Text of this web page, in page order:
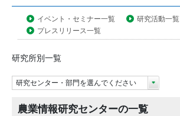
イベント・セミナー一覧 研究活動一覧
プレスリリース一覧
研究所別一覧
研究センター・部門を選んでください
農業情報研究センターの一覧